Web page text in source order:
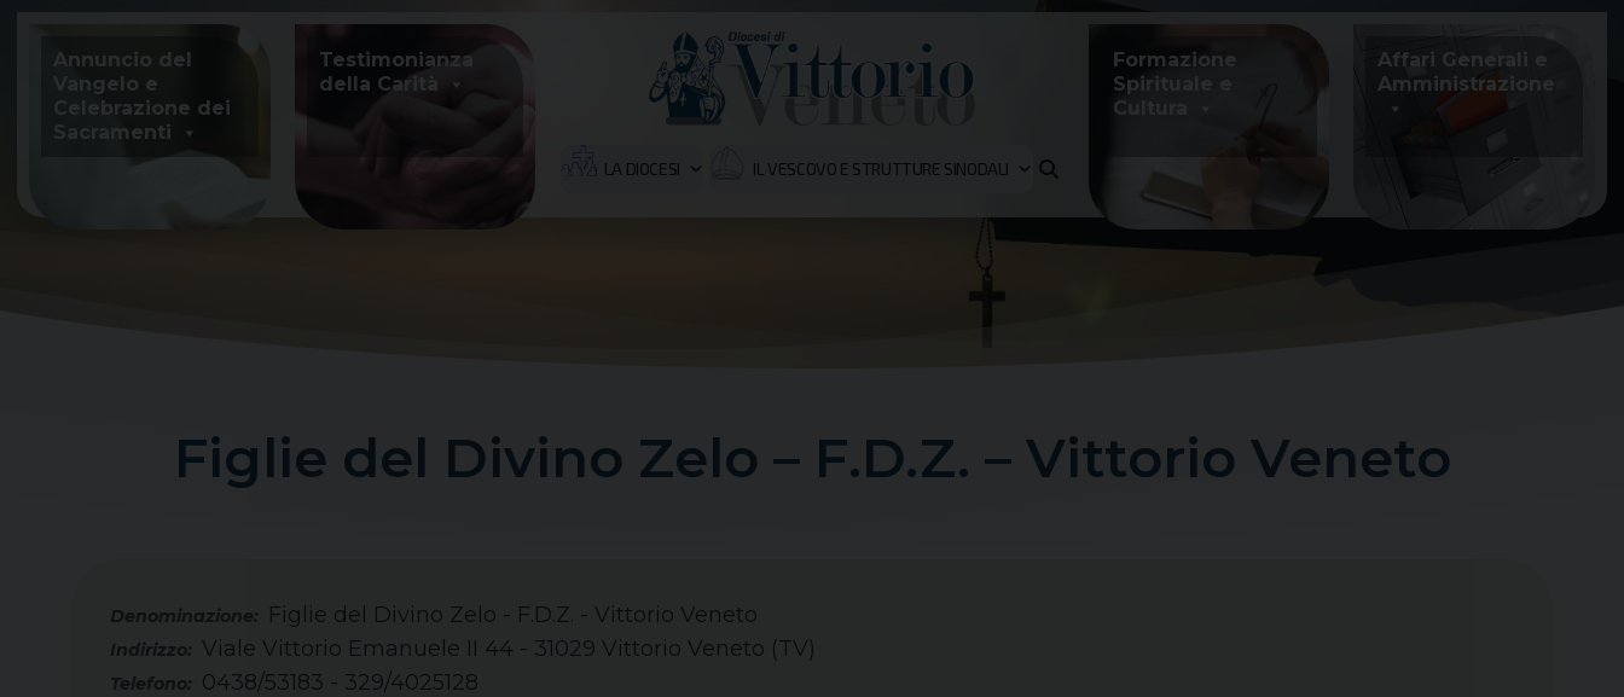
content
Annuncio del
Vangelo e
Celebrazione dei
Sacramenti
Testimonianza
della Carità
LA DIOCESI IL VESCOVO E STRUTTURE SINODALI
Formazione
Spirituale e
Cultura
Affari Generali e
Amministrazione
Figlie del Divino Zelo – F.D.Z. – Vittorio Veneto
Figlie del Divino Zelo - F.D.Z. - Vittorio Veneto
Telefono: 0438/53183 - 329/4025128
Indirizzo: Viale Vittorio Emanuele II 44 - 31029 Vittorio Veneto (TV)